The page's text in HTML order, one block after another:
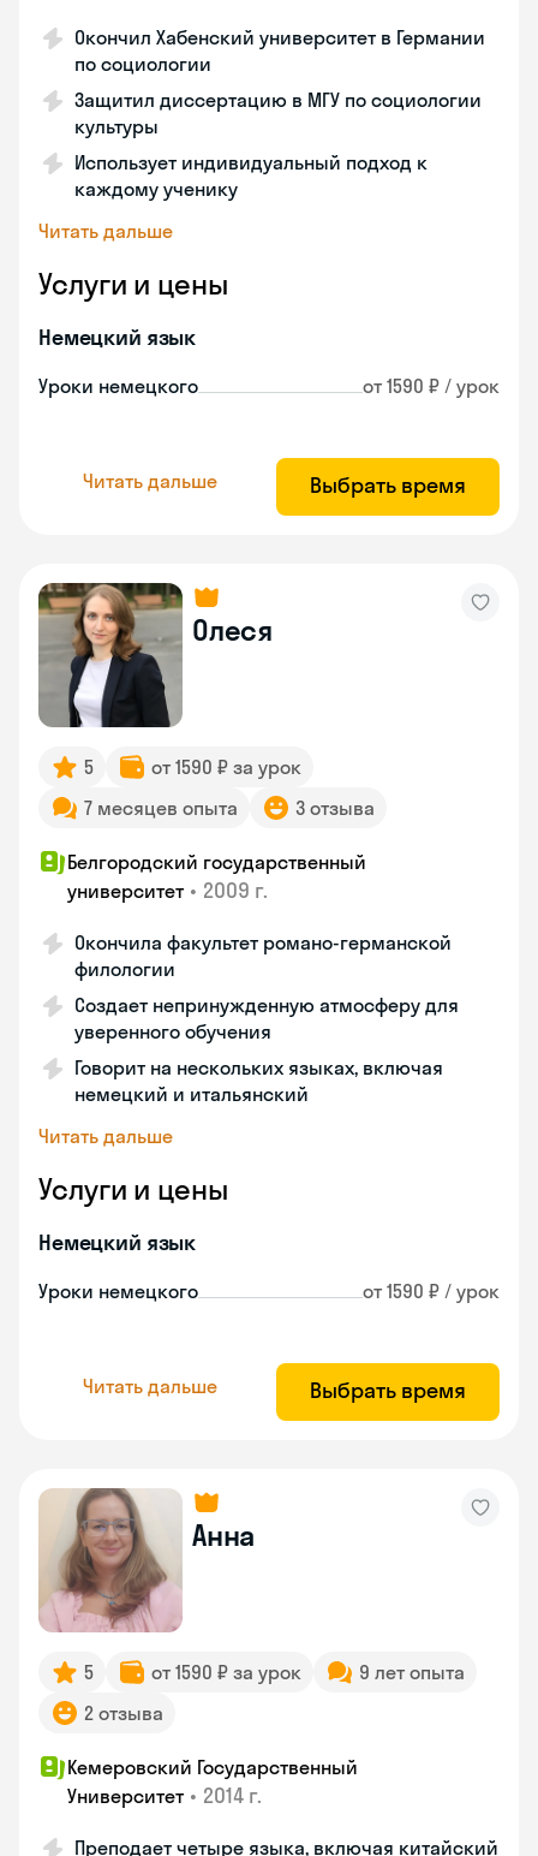
Окончил Хабенский университет в Германии
по социологии
Защитил диссертацию в МГУ по социологии
культуры
Использует индивидуальный подход к
каждому ученику
Читать дальше
Услуги и цены
Немецкий язык
Уроки немецкого от 1590 ₽ / урок
Читать дальше Выбрать время
Олеся
5
от 1590 ₽ за урок
7 месяцев опыта
3 отзыва
Белгородский государственный
университет • 2009 г.
Окончила факультет романо-германской
филологии
Создает непринужденную атмосферу для
уверенного обучения
Говорит на нескольких языках, включая
немецкий и итальянский
Читать дальше
Услуги и цены
Немецкий язык
Уроки немецкого от 1590 ₽ / урок
Читать дальше Выбрать время
Анна
5 от 1590 ₽ за урок
9 лет опыта
2 отзыва
Кемеровский Государственный
Университет • 2014 г.
Преподает четыре языка, включая китайский